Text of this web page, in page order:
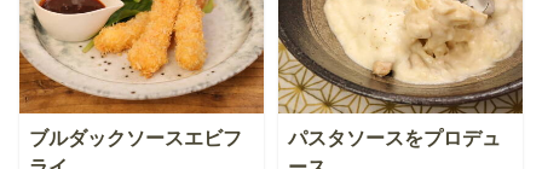
ブルダックソースエビフ
パスタソースをプロデュ